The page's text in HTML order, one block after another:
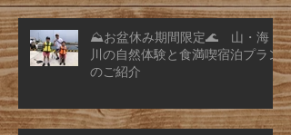
⛰️お盆休み期間限定🌊 山・海・
川の自然体験と食満喫宿泊プラン
のご紹介